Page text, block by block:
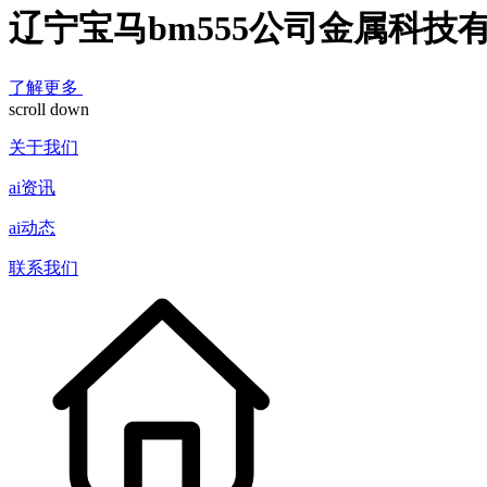
辽宁宝马bm555公司金属科技
了解更多
scroll down
关于我们
ai资讯
ai动态
联系我们